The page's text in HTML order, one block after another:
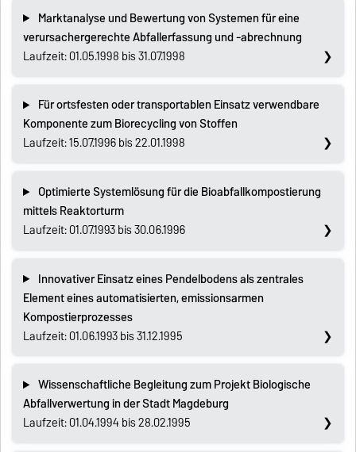
Marktanalyse und Bewertung von Systemen für eine
verursachergerechte Abfallerfassung und -abrechnung
Laufzeit: 01.05.1998 bis 31.07.1998
Für ortsfesten oder transportablen Einsatz verwendbare
Komponente zum Biorecycling von Stoffen
Laufzeit: 15.07.1996 bis 22.01.1998
Optimierte Systemlösung für die Bioabfallkompostierung
mittels Reaktorturm
Laufzeit: 01.07.1993 bis 30.06.1996
Innovativer Einsatz eines Pendelbodens als zentrales
Element eines automatisierten, emissionsarmen
Kompostierprozesses
Laufzeit: 01.06.1993 bis 31.12.1995
Wissenschaftliche Begleitung zum Projekt Biologische
Abfallverwertung in der Stadt Magdeburg
Laufzeit: 01.04.1994 bis 28.02.1995